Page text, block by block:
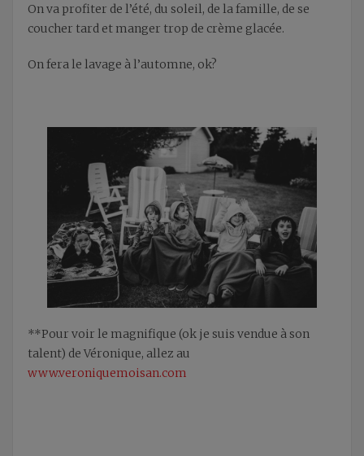
On va profiter de l’été, du soleil, de la famille, de se
coucher tard et manger trop de crème glacée.
On fera le lavage à l’automne, ok?
**Pour voir le magnifique (ok je suis vendue à son
talent) de Véronique, allez au
www.veroniquemoisan.com